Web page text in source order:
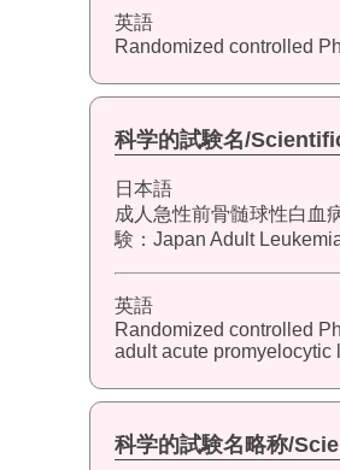
英語
Randomized controlled
科学的試験名/
日本語
成人急性前骨髄球性白血
験：Japan Adult
英語
Randomized controlled
adult acute promyelocytic
科学的試験名略称/